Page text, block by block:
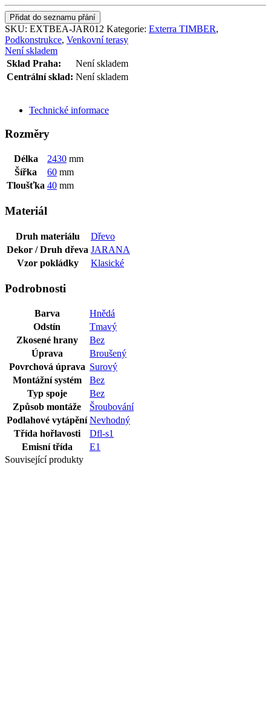
Přidat do seznamu přání
SKU: EXTBEA-JAR012 Kategorie: Exterra TIMBER,
Podkonstrukce, Venkovní terasy
Není skladem
Sklad Praha:
Není skladem
Centrální sklad: Není skladem
Technické informace
Rozměry
Délka 2430 mm
Šířka
60 mm
Tloušťka 40 mm
Materiál
Druh materiálu
Dřevo
Dekor / Druh dřeva JARANA
Vzor pokládky
Klasické
Podrobnosti
Barva
Hnědá
Odstín
Tmavý
Zkosené hrany
Bez
Úprava
Broušený
Povrchová úprava Surový
Montážní systém
Bez
Typ spoje
Bez
Způsob montáže
Šroubování
Podlahové vytápění Nevhodný
Třída hořlavosti
Dfl-s1
Emisní třída
E1
Související produkty